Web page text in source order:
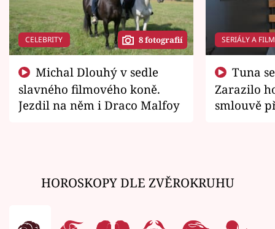
CELEBRITY 8 fotografií
slavného filmového koně.
Jezdil na něm i Draco Malfoy
SERIÁLY A
Zarazilo
smlouvě
HOROSKOPY DLE ZVĚROKRUHU